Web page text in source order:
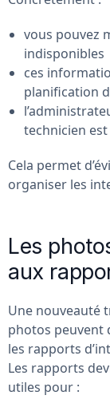
vous pouvez
indisponibles
ces
planification
technicien
Cela permet
organiser les
Les
aux
Une nouveauté
photos peuvent
les rapports
Les rapports
utiles pour :